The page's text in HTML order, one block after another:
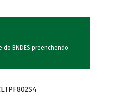
BNDES preenchendo